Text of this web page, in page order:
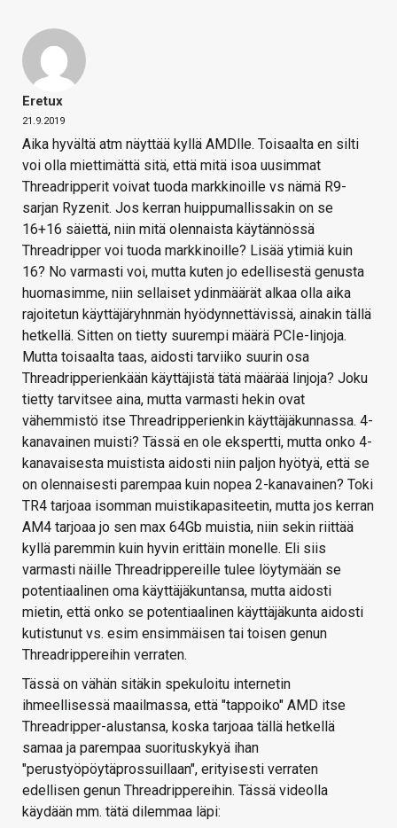
Eretux
21.9.2019
Aika hyvältä atm näyttää kyllä AMDlle. Toisaalta en silti
voi olla miettimättä sitä, että mitä isoa uusimmat
Threadripperit voivat tuoda markkinoille vs nämä R9-
sarjan Ryzenit. Jos kerran huippumallissakin on se
16+16 säiettä, niin mitä olennaista käytännössä
Threadripper voi tuoda markkinoille? Lisää ytimiä kuin
16? No varmasti voi, mutta kuten jo edellisestä genusta
huomasimme, niin sellaiset ydinmäärät alkaa olla aika
rajoitetun käyttäjäryhnmän hyödynnettävissä, ainakin tällä
hetkellä. Sitten on tietty suurempi määrä PCIe-linjoja.
Mutta toisaalta taas, aidosti tarviiko suurin osa
Threadripperienkään käyttäjistä tätä määrää linjoja? Joku
tietty tarvitsee aina, mutta varmasti hekin ovat
vähemmistö itse Threadripperienkin käyttäjäkunnassa. 4-
kanavainen muisti? Tässä en ole ekspertti, mutta onko 4-
kanavaisesta muistista aidosti niin paljon hyötyä, että se
on olennaisesti parempaa kuin nopea 2-kanavainen? Toki
TR4 tarjoaa isomman muistikapasiteetin, mutta jos kerran
AM4 tarjoaa jo sen max 64Gb muistia, niin sekin riittää
kyllä paremmin kuin hyvin erittäin monelle. Eli siis
varmasti näille Threadrippereille tulee löytymään se
potentiaalinen oma käyttäjäkuntansa, mutta aidosti
mietin, että onko se potentiaalinen käyttäjäkunta aidosti
kutistunut vs. esim ensimmäisen tai toisen genun
Threadrippereihin verraten.
Tässä on vähän sitäkin spekuloitu internetin
ihmeellisessä maailmassa, että "tappoiko" AMD itse
Threadripper-alustansa, koska tarjoaa tällä hetkellä
samaa ja parempaa suorituskykyä ihan
"perustyöpöytäprossuillaan", erityisesti verraten
edellisen genun Threadrippereihin. Tässä videolla
käydään mm. tätä dilemmaa läpi: